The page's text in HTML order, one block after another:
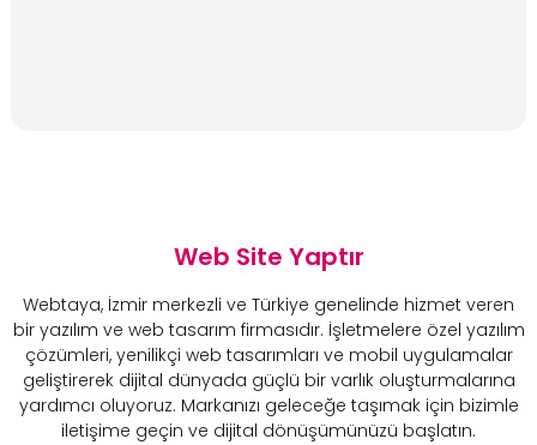
Web Site Yaptır
Webtaya, İzmir merkezli ve Türkiye genelinde hizmet veren
bir yazılım ve web tasarım firmasıdır. İşletmelere özel yazılım
çözümleri, yenilikçi web tasarımları ve mobil uygulamalar
geliştirerek dijital dünyada güçlü bir varlık oluşturmalarına
yardımcı oluyoruz. Markanızı geleceğe taşımak için bizimle
iletişime geçin ve dijital dönüşümünüzü başlatın.